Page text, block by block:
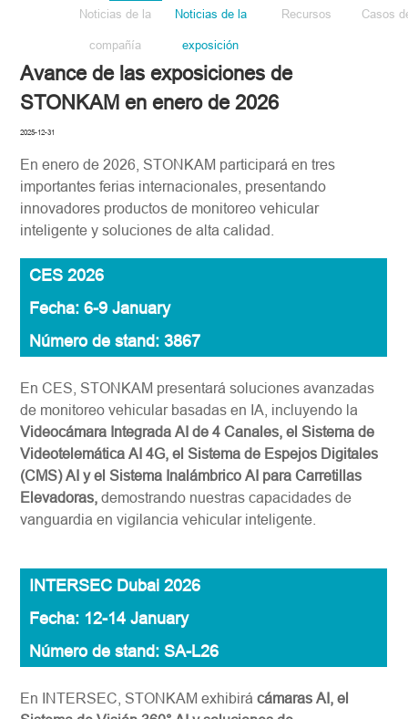
Noticias de la
compañía
Noticias de la
exposición
Recursos Casos
Avance de las exposiciones de
STONKAM en enero de 2026
2025-12-31
En enero de 2026, STONKAM participará en tres
importantes ferias internacionales, presentando
innovadores productos de monitoreo vehicular
inteligente y soluciones de alta calidad.
CES 2026
Fecha: 6-9 January
Número de stand: 3867
En CES, STONKAM presentará soluciones avanzadas
de monitoreo vehicular basadas en IA, incluyendo la
Videocámara Integrada AI de 4 Canales, el Sistema de
Videotelemática AI 4G, el Sistema de Espejos Digitales
(CMS) AI y el Sistema Inalámbrico AI para Carretillas
Elevadoras,demostrando nuestras capacidades de
vanguardia en vigilancia vehicular inteligente.
INTERSEC Dubai 2026
Fecha: 12-14 January
Número de stand: SA-L26
En INTERSEC, STONKAM exhibirácámaras AI, el